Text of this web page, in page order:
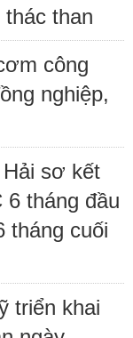
than
công
nghiệp,
sơ kết
6 tháng đầu
tháng cuối
triển khai